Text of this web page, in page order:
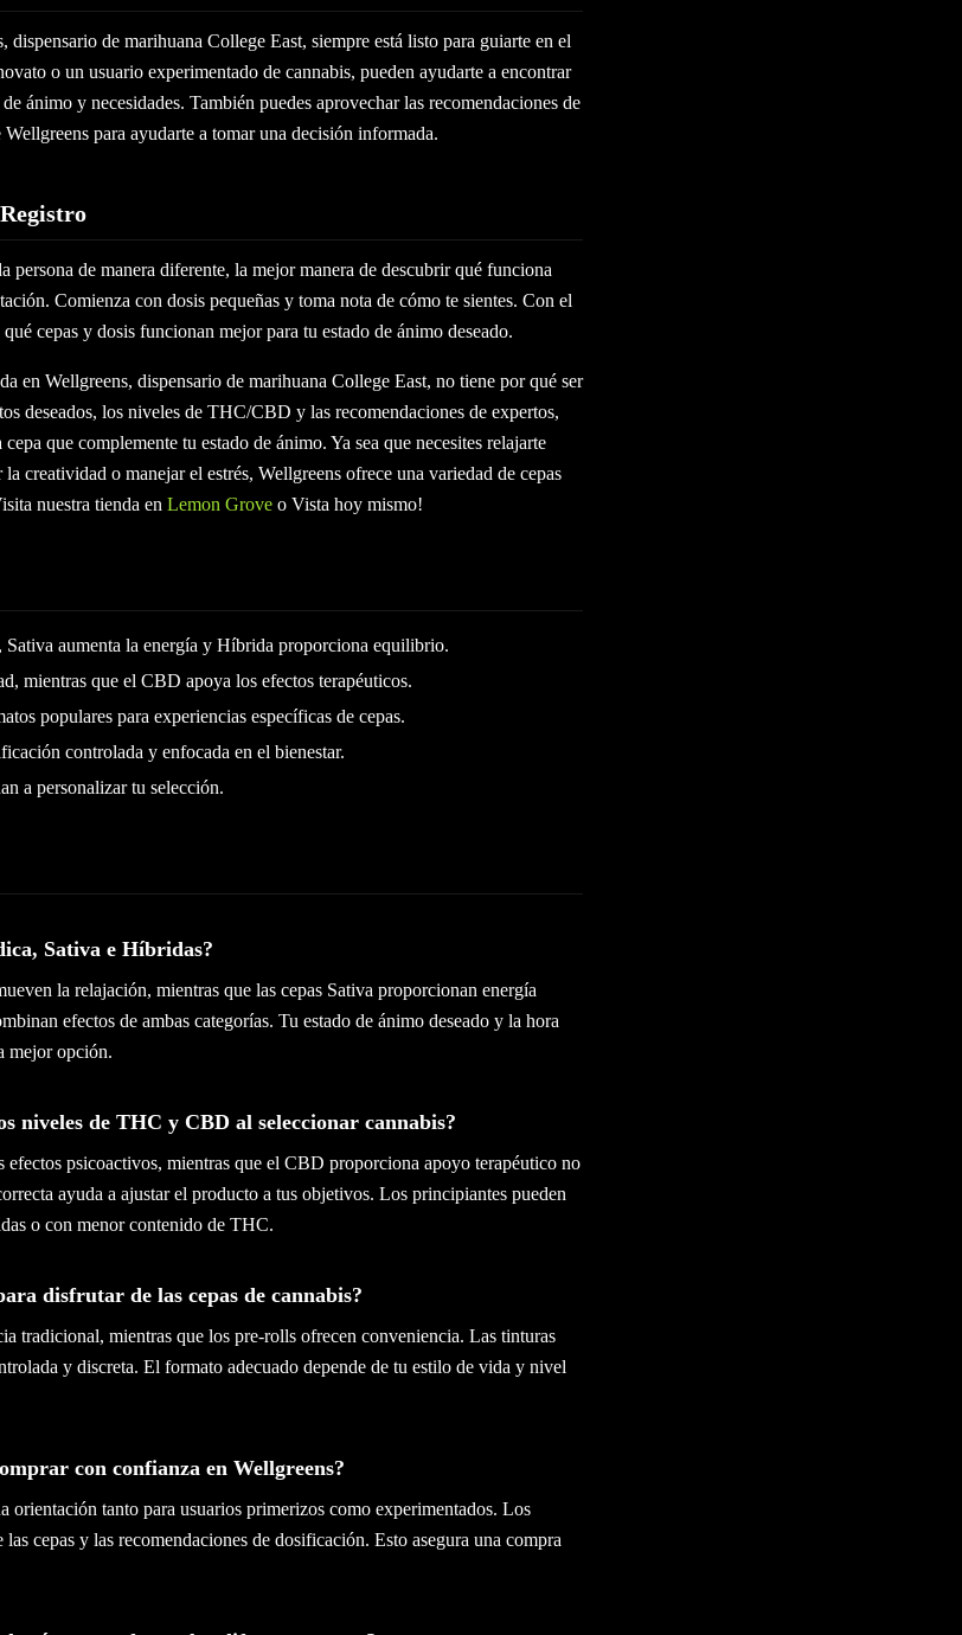
dispensario de marihuana College East, siempre está listo para guiarte en el
o un usuario experimentado de cannabis, pueden ayudarte a encontrar
ánimo y necesidades. También puedes aprovechar las recomendaciones de
para ayudarte a tomar una decisión informada.
persona de manera diferente, la mejor manera de descubrir qué funciona
Comienza con dosis pequeñas y toma nota de cómo te sientes. Con el
cepas y dosis funcionan mejor para tu estado de ánimo deseado.
en Wellgreens, dispensario de marihuana College East, no tiene por qué ser
deseados, los niveles de THC/CBD y las recomendaciones de expertos,
que complemente tu estado de ánimo. Ya sea que necesites relajarte
creatividad o manejar el estrés, Wellgreens ofrece una variedad de cepas
nuestra tienda en Lemon Grove o Vista hoy mismo!
aumenta la energía y Híbrida proporciona equilibrio.
mientras que el CBD apoya los efectos terapéuticos.
populares para experiencias específicas de cepas.
controlada y enfocada en el bienestar.
a personalizar tu selección.
Sativa e Híbridas?
la relajación, mientras que las cepas Sativa proporcionan energía
efectos de ambas categorías. Tu estado de ánimo deseado y la hora
mejor opción.
niveles de THC y CBD al seleccionar cannabis?
psicoactivos, mientras que el CBD proporciona apoyo terapéutico no
ayuda a ajustar el producto a tus objetivos. Los principiantes pueden
o con menor contenido de THC.
disfrutar de las cepas de cannabis?
tradicional, mientras que los pre-rolls ofrecen conveniencia. Las tinturas
y discreta. El formato adecuado depende de tu estilo de vida y nivel
con confianza en Wellgreens?
orientación tanto para usuarios primerizos como experimentados. Los
cepas y las recomendaciones de dosificación. Esto asegura una compra